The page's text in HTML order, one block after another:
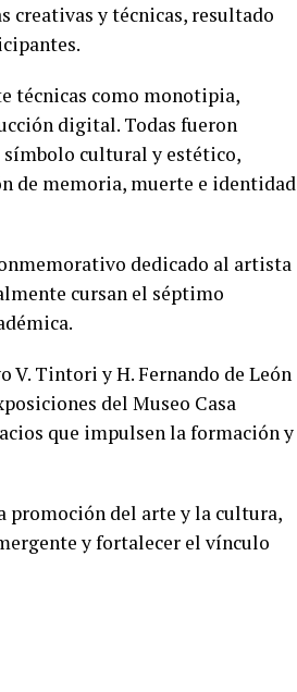
creativas y técnicas, resultado
técnicas como monotipia,
digital. Todas fueron
cultural y estético,
de memoria, muerte e identidad
dedicado al artista
cursan el séptimo
V. Tintori y H. Fernando de León
del Museo Casa
que impulsen la formación y
promoción del arte y la cultura,
y fortalecer el vínculo